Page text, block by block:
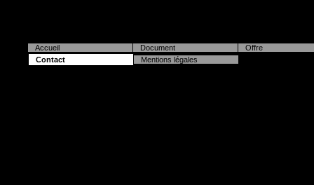
Accueil Document
Offre
Contact
Mentions légales